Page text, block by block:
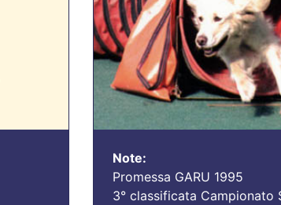
Note:
Promessa GARU 1995
3° classificata Campionato